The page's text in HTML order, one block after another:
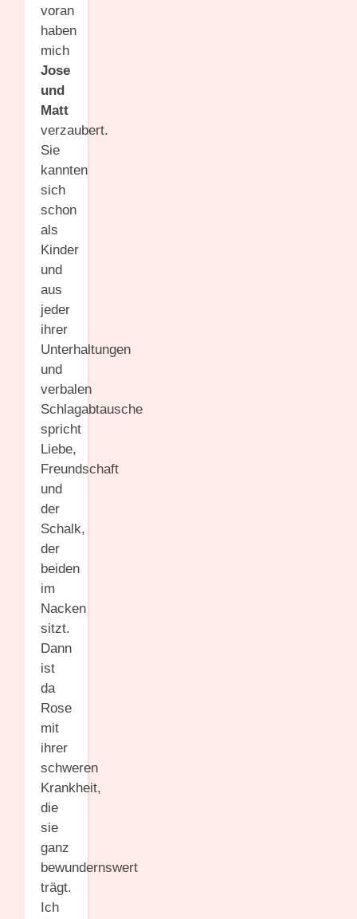
voran
haben
mich
Jose
und
Matt
verzaubert.
Sie
kannten
sich
schon
als
Kinder
und
aus
jeder
ihrer
Unterhaltungen
und
verbalen
Schlagabtausche
spricht
Liebe,
Freundschaft
und
der
Schalk,
der
beiden
im
Nacken
sitzt.
Dann
ist
da
Rose
mit
ihrer
schweren
Krankheit,
die
sie
ganz
bewundernswert
trägt.
Ich